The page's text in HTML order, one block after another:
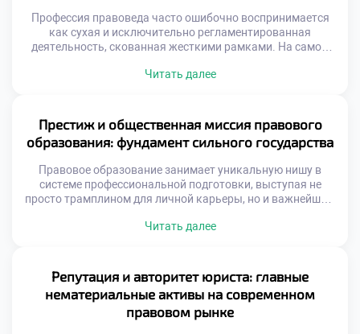
Профессия правоведа часто ошибочно воспринимается
как сухая и исключительно регламентированная
деятельность, скованная жесткими рамками. На самом
безграничные горизонты для интеллектуального
техникуме становится надежным трамплином,
позволяющим будущим экспертам не просто
механически следовать букве закона, а выступать
настоящими архитекторами правовых […]
Читать далее
Престиж и общественная миссия правового
образования: фундамент сильного государства
Правовое образование занимает уникальную нишу в
системе профессиональной подготовки, выступая не
просто трамплином для личной карьеры, но и важнейшим
дисциплины наделяет специалистов инструментами для
государством и личностью. Именно поэтому осознанное
обучение в московском техникуме становится тем самым
надежным фундаментом, который в […]
Читать далее
Репутация и авторитет юриста: главные
нематериальные активы на современном
правовом рынке